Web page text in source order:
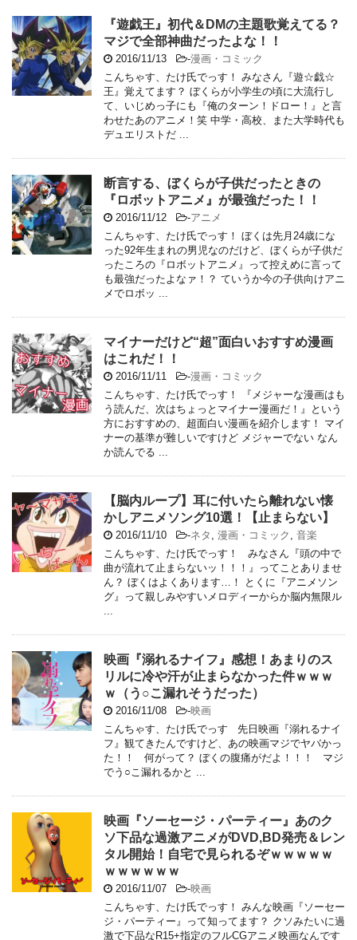
『遊戯王』初代＆DMの主題歌覚えてる？
マジで全部神曲だったよな！！
2016/11/13 -漫画・コミック
こんちゃす、たけ氏でっす！ みなさん『遊☆戯☆
王』覚えてます？ ぼくらが小学生の頃に大流行し
て、いじめっ子にも『俺のターン！ドロー！』と言
わせたあのアニメ！笑 中学・高校、また大学時代も
デュエリストだ ...
断言する、ぼくらが子供だったときの
『ロボットアニメ』が最強だった！！
2016/11/12 -アニメ
こんちゃす、たけ氏でっす！ ぼくは先月24歳にな
った92年生まれの男児なのだけど、ぼくらが子供だ
ったころの『ロボットアニメ』って控えめに言って
も最強だったよなァ！？ ていうか今の子供向けアニ
メでロボッ ...
マイナーだけど“超”面白いおすすめ漫画
はこれだ！！
2016/11/11 -漫画・コミック
こんちゃす、たけ氏でっす！ 『メジャーな漫画はも
う読んだ、次はちょっとマイナー漫画だ！』という
方におすすめの、超面白い漫画を紹介します！ マイ
ナーの基準が難しいですけど メジャーでない なん
か読んでる ...
【脳内ループ】耳に付いたら離れない懐
かしアニメソング10選！【止まらない】
2016/11/10 -ネタ 漫画・コミック
音楽
こんちゃす、たけ氏でっす！ みなさん『頭の中で
曲が流れて止まらないッ！！！』ってことありませ
ん？ ぼくはよくあります…！ とくに『アニメソン
グ』って親しみやすいメロディーからか脳内無限ル
映画『溺れるナイフ』感想！あまりのス
リルに冷や汗が止まらなかった件ｗｗｗ
ｗ（う○こ漏れそうだった）
2016/11/08 -映画
こんちゃす、たけ氏でっす 先日映画『溺れるナイ
フ』観てきたんですけど、あの映画マジでヤバかっ
た！！ 何がって？ ぼくの腹痛がだよ！！！ マジ
でう○こ漏れるかと ...
映画『ソーセージ・パーティー』あのク
ソ下品な過激アニメがDVD,BD発売＆レン
タル開始！自宅で見られるぞｗｗｗｗｗ
ｗｗｗｗｗｗ
2016/11/07 -映画
こんちゃす、たけ氏でっす！ みんな映画『ソーセー
ジ・パーティー』って知ってます？ クソみたいに過
激で下品なR15+指定のフルCGアニメ映画なんです